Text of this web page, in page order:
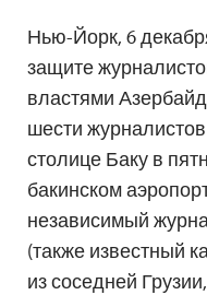
Нью-Йорк, 6
защите
властями
шести
столице Баку в
бакинском
независимый
(также известный
из соседней